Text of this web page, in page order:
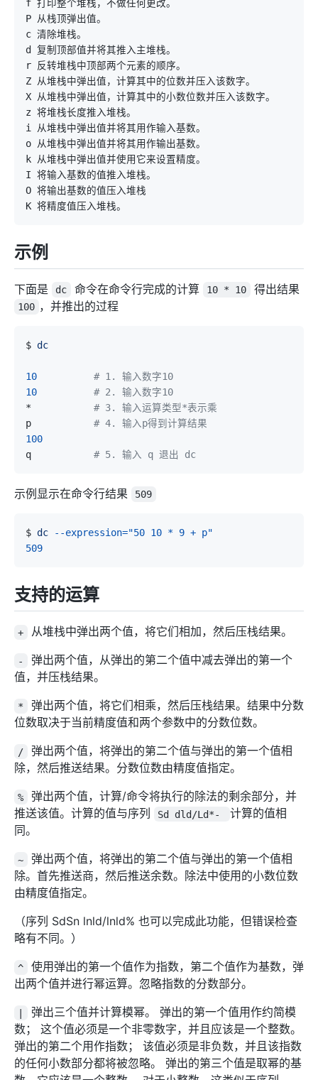
示例
下面是 dc 命令在命令行完成的计算 10 * 10 得出结果
100 ，并推出的过程
$ dc
10
# 1. 输入数字10
10
# 2. 输入数字10
* # 3. 输入运算类型*表示乘
p # 4. 输入p得到计算结果
100
q # 5. 输入 q 退出 dc
示例显示在命令行结果 509
$ dc --expression="50 10 * 9 + p"
509
支持的运算
+ 从堆栈中弹出两个值，将它们相加，然后压栈结果。
-
弹出两个值，从弹出的第二个值中减去弹出的第一个
值，并压栈结果。
*
弹出两个值，将它们相乘，然后压栈结果。结果中分数
位数取决于当前精度值和两个参数中的分数位数。
/
弹出两个值，将弹出的第二个值与弹出的第一个值相
除，然后推送结果。分数位数由精度值指定。
%
弹出两个值，计算/命令将执行的除法的剩余部分，并
推送该值。计算的值与序列
Sd dld/Ld*-
计算的值相
同。
~
弹出两个值，将弹出的第二个值与弹出的第一个值相
除。首先推送商，然后推送余数。除法中使用的小数位数
由精度值指定。
（序列 SdSn lnld/lnld% 也可以完成此功能，但错误检查
略有不同。）
^
使用弹出的第一个值作为指数，第二个值作为基数，弹
出两个值并进行幂运算。忽略指数的分数部分。
|
弹出三个值并计算模幂。 弹出的第一个值用作约简模
数； 这个值必须是一个非零数字，并且应该是一个整数。
弹出的第二个用作指数； 该值必须是非负数，并且该指数
的任何小数部分都将被忽略。 弹出的第三个值是取幂的基